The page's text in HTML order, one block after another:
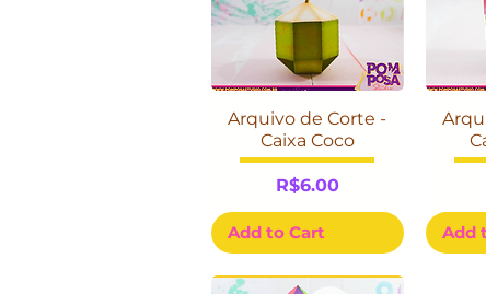
Arquivo de Corte -
Caixa Coco
Price
R$6.00
Add to Cart Add